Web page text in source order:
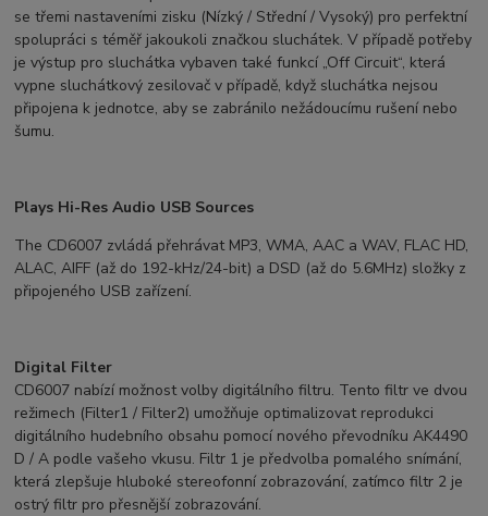
se třemi nastaveními zisku (Nízký / Střední / Vysoký) pro perfektní
spolupráci s téměř jakoukoli značkou sluchátek. V případě potřeby
je výstup pro sluchátka vybaven také funkcí „Off Circuit“, která
vypne sluchátkový zesilovač v případě, když sluchátka nejsou
připojena k jednotce, aby se zabránilo nežádoucímu rušení nebo
šumu.
Plays Hi-Res Audio USB Sources
The CD6007 zvládá přehrávat MP3, WMA, AAC a WAV, FLAC HD,
ALAC, AIFF (až do 192-kHz/24-bit) a DSD (až do 5.6MHz) složky z
připojeného USB zařízení.
Digital Filter
CD6007 nabízí možnost volby digitálního filtru. Tento filtr ve dvou
režimech (Filter1 / Filter2) umožňuje optimalizovat reprodukci
digitálního hudebního obsahu pomocí nového převodníku AK4490
D / A podle vašeho vkusu. Filtr 1 je předvolba pomalého snímání,
která zlepšuje hluboké stereofonní zobrazování, zatímco filtr 2 je
ostrý filtr pro přesnější zobrazování.